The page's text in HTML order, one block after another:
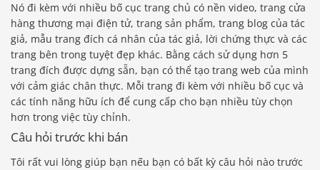
Nó đi kèm với nhiều bố cục trang chủ có nền video, trang cửa
hàng thương mại điện tử, trang sản phẩm, trang blog của tác
giả, mẫu trang đích cá nhân của tác giả, lời chứng thực và các
trang bên trong tuyệt đẹp khác. Bằng cách sử dụng hơn 5
trang đích được dựng sẵn, bạn có thể tạo trang web của mình
với cảm giác chân thực. Mỗi trang đi kèm với nhiều bố cục và
các tính năng hữu ích để cung cấp cho bạn nhiều tùy chọn
hơn trong việc tùy chỉnh.
Câu hỏi trước khi bán
Tôi rất vui lòng giúp bạn nếu bạn có bất kỳ câu hỏi nào trước